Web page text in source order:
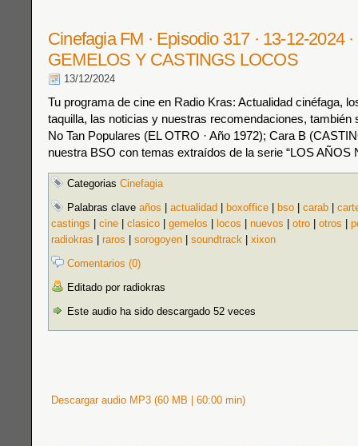
Cinefagia FM · Episodio 317 · 13-12-2024
GEMELOS Y CASTINGS LOCOS
13/12/2024
Tu programa de cine en Radio Kras: Actualidad cinéfaga,
taquilla, las noticias y nuestras recomendaciones, también
No Tan Populares (EL OTRO · Año 1972); Cara B
nuestra BSO con temas extraídos de la serie “LOS AÑOS
Categorias Cinefagia
Palabras clave años actualidad boxoffice bso carab
castings
cine clasico gemelos locos nuevos otro otros
radiokras
raros sorogoyen soundtrack
xixon
Comentarios (0)
Editado por radiokras
Este audio ha sido descargado 52 veces
Descargar audio MP3 (60 MB | 60:00 min)